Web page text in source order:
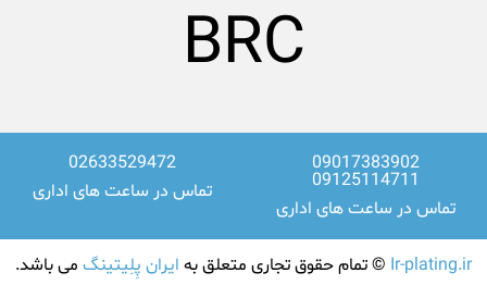
LG
02633529472
تماس در ساعت های اداری
09017383902
09125114711
تماس در ساعت های اداری
Ir-plating.ir © تمام حقوق تجاری متعلق به ایران پِلِیتینگ می باشد.